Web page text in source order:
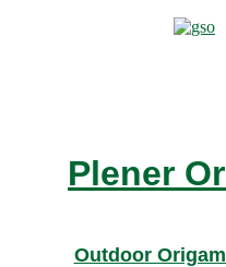
Plener
Outdoor